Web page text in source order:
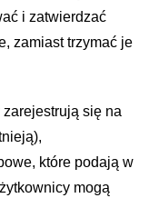
i zatwierdzać
zamiast trzymać je
się na
które podają w
mogą